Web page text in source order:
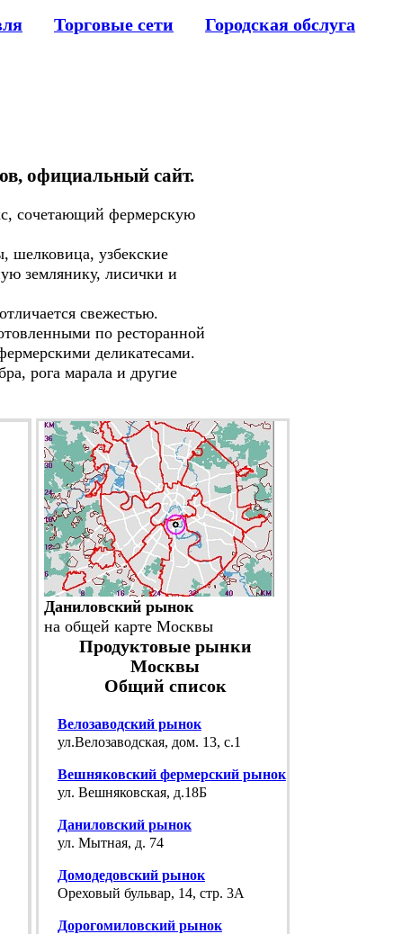
Торговые сети
Городская обслуга
официальный сайт.
сочетающий фермерскую
шелковица, узбекские
землянику, лисички и
свежестью.
по ресторанной
деликатесами.
рога марала и другие
Даниловский рынок
на общей карте Москвы
Продуктовые рынки
Москвы
Общий список
Велозаводский рынок
ул.Велозаводская, дом. 13, с.1
Вешняковский фермерский рынок
ул. Вешняковская, д.18Б
Даниловский рынок
ул. Мытная, д. 74
Домодедовский рынок
Ореховый бульвар, 14, стр. 3А
Дорогомиловский рынок